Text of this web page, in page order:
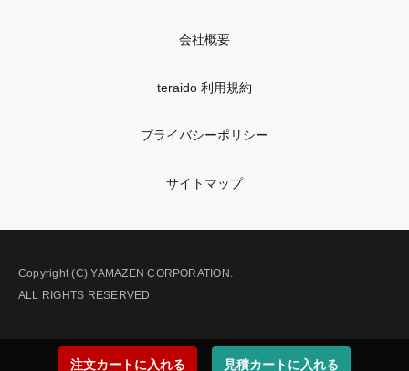
注文カートに入れる 見積カートに入れる
会社概要
teraido 利用規約
プライバシーポリシー
サイトマップ
Copyright (C) YAMAZEN CORPORATION.
ALL RIGHTS RESERVED.